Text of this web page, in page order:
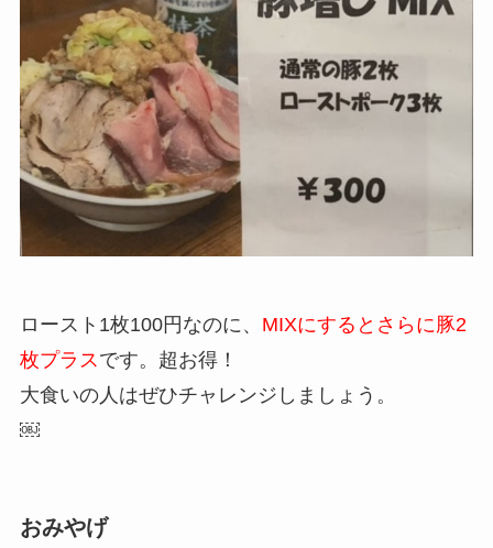
ロースト1枚100円なのに、 MIXにするとさらに豚2
枚プラスです。超お得！
大食いの人はぜひチャレンジしましょう。
￼
おみやげ